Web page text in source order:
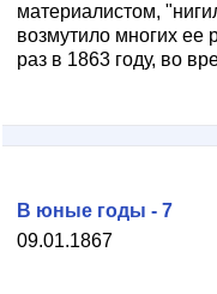
материалистом,
возмутило многих ее
раз в 1863 году, во
09.01.1867
В юные годы - 7